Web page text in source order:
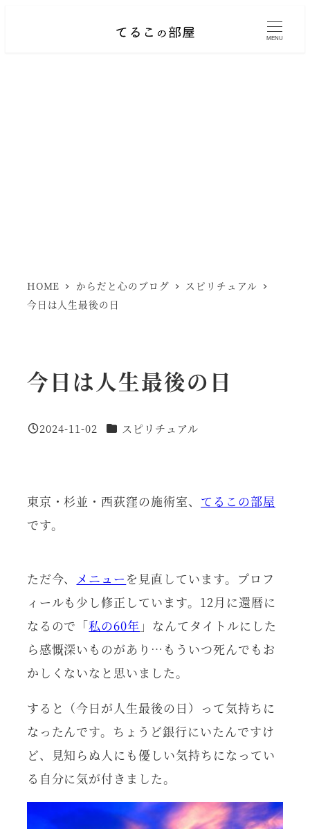
MENU
HOME からだと心のブログ
スピリチュアル
今日は人生最後の日
今日は人生最後の日
投稿日
2024-11-02 カテゴリー
スピリチュアル
東京・杉並・西荻窪の施術室、 てるこの部屋
です。
ただ今、 メニュー を見直しています。プロフ
ィールも少し修正しています。12月に還暦に
なるので「私の60年 」なんてタイトルにした
ら感慨深いものがあり…もういつ死んでもお
かしくないなと思いました。
すると（今日が人生最後の日）って気持ちに
なったんです。ちょうど銀行にいたんですけ
ど、見知らぬ人にも優しい気持ちになってい
る自分に気が付きました。